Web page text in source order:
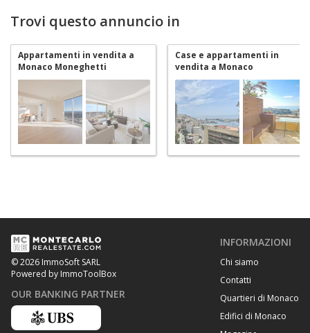
Trovi questo annuncio in
Appartamenti in vendita a
Monaco Moneghetti
Case e appartamenti in
vendita a Monaco
Moneghetti
© 2026 ImmoSoft SARL
Powered by ImmoToolBox
OUR BANKING PARTNER
INFORMAZIONI
Chi siamo
Contatti
Quartieri di Monaco
Edifici di Monaco